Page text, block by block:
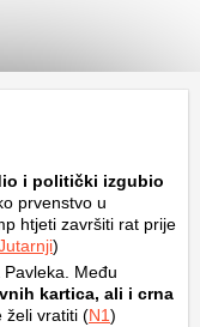
i politički izgubio
prvenstvo u
htjeti završiti rat prije
)
Među
kartica, ali i crna
želi vratiti (N1)